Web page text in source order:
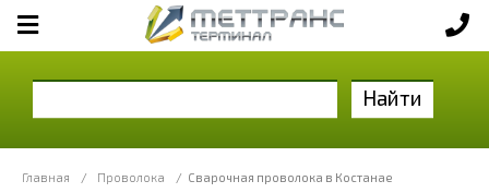
Найти
Главная / Проволока / Сварочная проволока в Костанае